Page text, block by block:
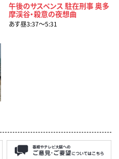
午後のサスペンス 駐在刑事 奥多
摩渓谷・殺意の夜想曲
あす昼3:37〜5:31